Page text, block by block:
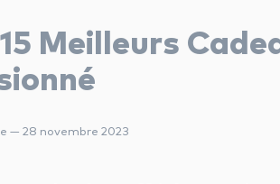
15 Meilleurs
— 28 novembre 2023